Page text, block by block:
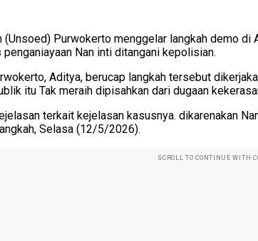
Purwokerto menggelar langkah demo
Nan inti ditangani kepolisian.
Aditya, berucap langkah tersebut
itu Tak meraih dipisahkan dari dugaan
terkait kejelasan kasusnya. dikarenakan
Selasa (12/5/2026).
SCROLL TO CONTINUE WITH